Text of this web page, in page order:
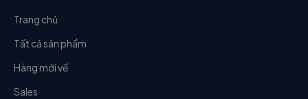
Trang chủ
Tất cả sản phẩm
Hàng mới về
Sales